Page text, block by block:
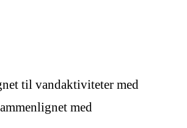
til vandaktiviteter med
med